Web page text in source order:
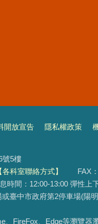
開放宣告 隱私權政策
號5樓
各科室聯絡方式】
FAX：
時間：12:00-13:00 彈性
臺中市政府第2停車場(陽
、FireFox、Edge等瀏覽器